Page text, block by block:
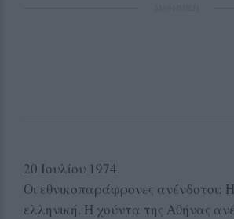
20 Ιουλίου 1974.
Οι εθνικοπαράφρονες ανένδοτοι:
ελληνική. Η χούντα της Αθήνας